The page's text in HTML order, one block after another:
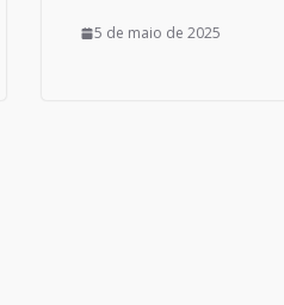
5 de maio de 2025